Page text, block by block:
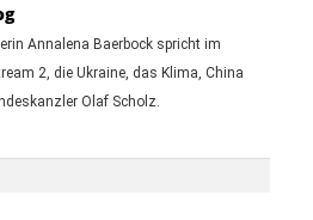
Annalena Baerbock spricht im
2, die Ukraine, das Klima, China
Olaf Scholz.